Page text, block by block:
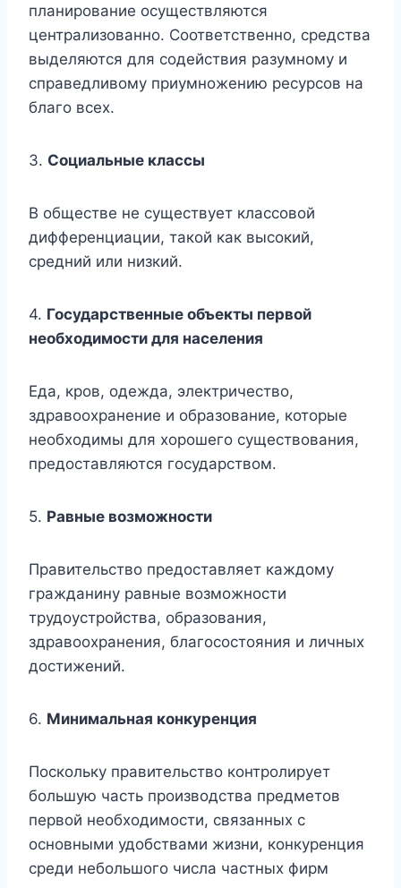
планирование осуществляются
централизованно. Соответственно, средства
выделяются для содействия разумному и
справедливому приумножению ресурсов на
благо всех.
3. Социальные классы
В обществе не существует классовой
дифференциации, такой как высокий,
средний или низкий.
4. Государственные объекты первой
необходимости для населения
Еда, кров, одежда, электричество,
здравоохранение и образование, которые
необходимы для хорошего существования,
предоставляются государством.
5. Равные возможности
Правительство предоставляет каждому
гражданину равные возможности
трудоустройства, образования,
здравоохранения, благосостояния и личных
достижений.
6. Минимальная конкуренция
Поскольку правительство контролирует
большую часть производства предметов
первой необходимости, связанных с
основными удобствами жизни, конкуренция
среди небольшого числа частных фирм